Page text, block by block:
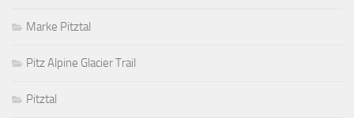
Marke Pitztal
Pitz Alpine Glacier Trail
Pitztal